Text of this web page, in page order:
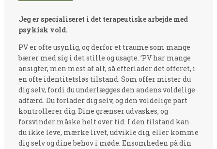
Jeg er specialiseret i det terapeutiske arbejde med
psykisk vold.
PV er ofte usynlig, og derfor et traume som mange
bærer med sig i det stille og usagte. ’PV har mange
ansigter, men mest af alt, så efterlader det offeret, i
en ofte identitetsløs tilstand. Som offer mister du
dig selv, fordi du underlægges den andens voldelige
adfærd. Du forlader dig selv, og den voldelige part
kontrollerer dig. Dine grænser udvaskes, og
forsvinder måske helt over tid. I den tilstand kan
du ikke leve, mærke livet, udvikle dig, eller komme
dig selv og dine behov i møde. Ensomheden på din